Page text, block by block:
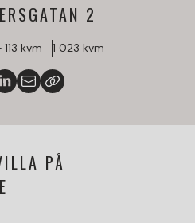
2
kvm 1 023 kvm
PÅ